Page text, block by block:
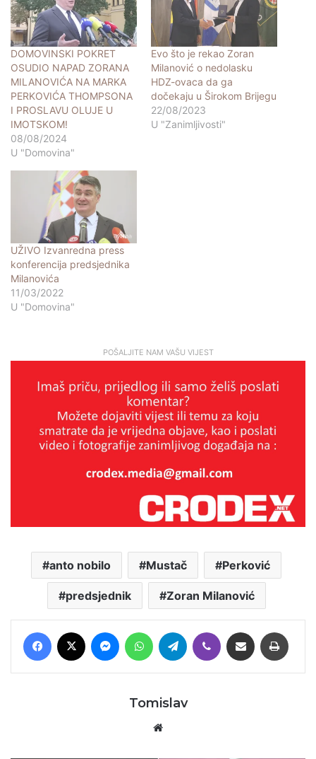
DOMOVINSKI POKRET
OSUDIO NAPAD ZORANA
MILANOVIĆA NA MARKA
PERKOVIĆA THOMPSONA
I PROSLAVU OLUJE U
IMOTSKOM!
08/08/2024
U "Domovina"
Evo što je rekao Zoran
Milanović o nedolasku
HDZ-ovaca da ga
dočekaju u Širokom Brijegu
22/08/2023
U "Zanimljivosti"
UŽIVO Izvanredna press
konferencija predsjednika
Milanovića
11/03/2022
U "Domovina"
POŠALJITE NAM VAŠU VIJEST
anto nobilo Mustač Perković
predsjednik Zoran Milanović
Facebook MessengerWhatsAppTelegram Viber Podijeli putem E-maila
Tomislav